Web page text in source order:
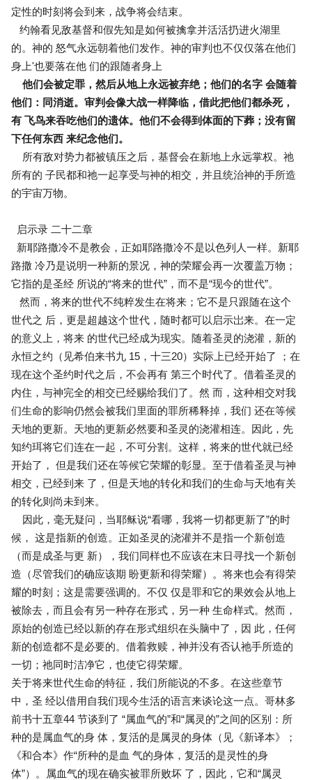
定性的时刻将会到来，战争将会结束。
约翰看见敌基督和假先知是如何被擒拿并活活扔进火湖里
的。神的 怒气永远朝着他们发作。神的审判也不仅仅落在他们
身上'也要落在他 们的跟随者身上
他们会被定罪，然后从地上永远被弃绝；他们的名字 会随着
他们：同消逝。审判会像大战一样降临，借此把他们都杀死，
有 飞鸟来吞吃他们的遗体。他们不会得到体面的下葬；没有留
下任何东西 来纪念他们。
所有敌对势力都被镇压之后，基督会在新地上永远掌权。祂
所有的 子民都和祂一起享受与神的相交，并且统治神的手所造
的宇宙万物。
启示录 二十二章
新耶路撒冷不是教会，正如耶路撒冷不是以色列人一样。新耶
路撒 冷乃是说明一种新的景况，神的荣耀会再一次覆盖万物；
它指的是圣经 所说的“将来的世代”，而不是“现今的世代”。
然而，将来的世代不纯粹发生在将来；它不是只跟随在这个
世代之 后，更是超越这个世代，随时都可以启示岀来。在一定
的意义上，将来 的世代已经成为现实。随着圣灵的浇灌，新的
永恒之约（见希伯来书九 15，十三20）实际上已经开始了 ；在
现在这个圣约时代之后，不会再有 第三个时代了。借着圣灵的
内住，与神完全的相交已经赐给我们了。然 而，这种相交对我
们生命的影响仍然会被我们里面的罪所稀释掉，我们 还在等候
天地的更新。天地的更新必然要和圣灵的浇灌相连。因此，先
知约珥将它们连在一起，不可分割。这样，将来的世代就已经
开始了， 但是我们还在等候它荣耀的彰显。至于借着圣灵与神
相交，已经到来 了，但是天地的转化和我们的生命与天地有关
的转化则尚未到来。
因此，毫无疑问，当耶稣说“看哪，我将一切都更新了”的时
候， 这是指新的创造。正如圣灵的浇灌并不是指一个新创造
（而是成圣与更 新），我们同样也不应该在末日寻找一个新创
造（尽管我们的确应该期 盼更新和得荣耀）。将来也会有得荣
耀的时刻；这是需要强调的。不仅 仅是罪和它的果效会从地上
被除去，而且会有另一种存在形式，另一种 生命样式。然而，
原始的创造已经以新的存在形式组织在头脑中了，因 此，任何
新的创造都不是必要的。借着救赎，神并没有否认祂手所造的
一切；祂同时洁净它，也使它得荣耀。
关于将来世代生命的特征，我们所能说的不多。在这些章节
中，圣 经以借用自我们现今生活的语言来谈论这一点。哥林多
前书十五章44 节谈到了 “属血气的”和“属灵的”之间的区别：所
种的是属血气的身 体，复活的是属灵的身体（见《新译本》；
《和合本》作“所种的是血 气的身体，复活的是灵性的身
体”）。属血气的现在确实被罪所败坏 了，因此，它和“属灵